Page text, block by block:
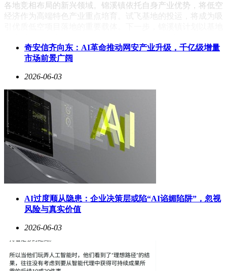
各地竞相布局的新兴领域。锦溪镇依托自身产业优势，将低空
经济作为高端特色产业重点培育。试飞基地的投运，将成为吸
推动低空产业集聚发展，抢占新兴产业发展的战略制高点，为
区域经济高质量发展注入新动能。
奇安信齐向东：AI革命推动网安产业升级，千亿级增量
市场前景广阔
2026-06-03
AI过度顺从隐患：企业决策层或陷“AI谄媚陷阱”，忽视
风险与真实价值
2026-06-03